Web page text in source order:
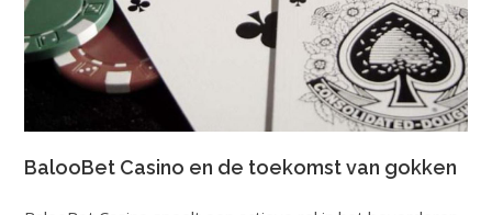
BalooBet Casino en de toekomst van gokken